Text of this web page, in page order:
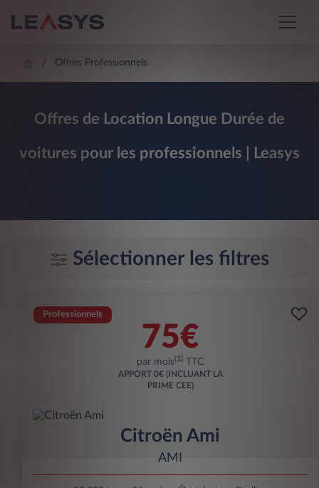
Offres Professionnels
Offres de Location Longue Durée de
voitures pour les professionnels | Leasys
Sélectionner les filtres
Professionnels
75€
par mois(1) TTC
APPORT 0€ (INCLUANT LA
PRIME CEE)
Citroën Ami
AMI